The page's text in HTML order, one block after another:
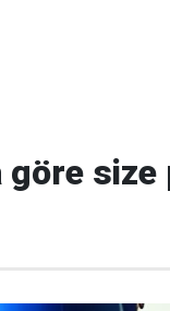
göre